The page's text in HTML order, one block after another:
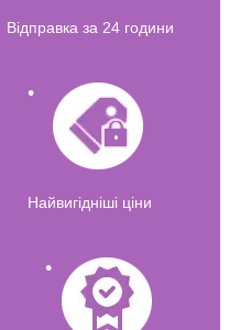
Відправка за 24 години
Найвигідніші ціни